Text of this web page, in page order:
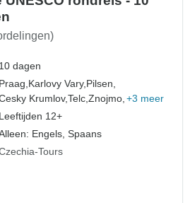
10 dagen
Praag, Karlovy Vary, Pilsen,
Krumlov,Telc,Znojmo, +3 meer
Leeftijden 12+
Engels, Spaans
Tours